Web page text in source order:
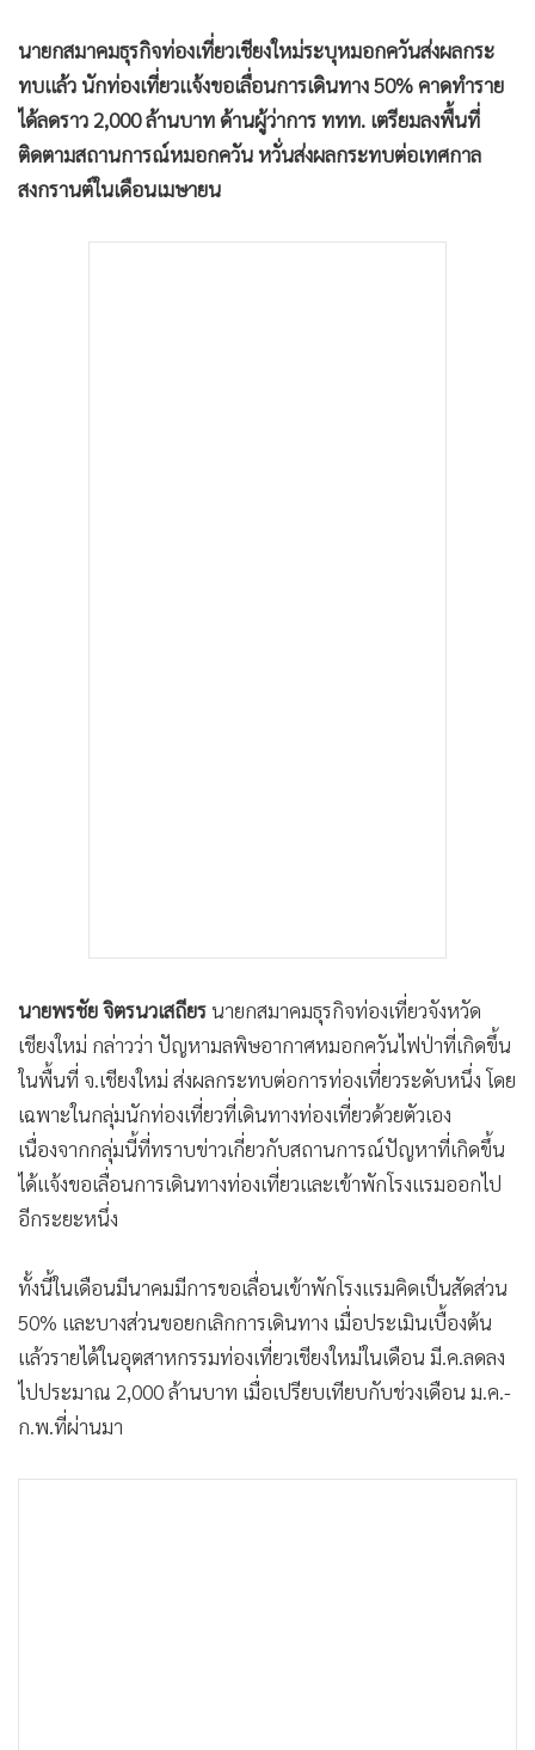
• ชุมชน-คุณภาพชีวิต
• อาชญากรรม
• Motoring
• เกม
• วิทยาศาสตร์
นายกสมาคมธุรกิจท่องเที่ยวเชียงใหม่ระบุหมอกควันส่งผลกระ
ทบแล้ว นักท่องเที่ยวแจ้งขอเลื่อนการเดินทาง 50% คาดทำราย
ได้ลดราว 2,000 ล้านบาท ด้านผู้ว่าการ ททท. เตรียมลงพื้นที่
ติดตามสถานการณ์หมอกควัน หวั่นส่งผลกระทบต่อเทศกาล
สงกรานต์ในเดือนเมษายน
นายพรชัย จิตรนวเสถียรนายกสมาคมธุรกิจท่องเที่ยวจังหวัด
เชียงใหม่ กล่าวว่า ปัญหามลพิษอากาศหมอกควันไฟป่าที่เกิดขึ้น
ในพื้นที่ จ.เชียงใหม่ ส่งผลกระทบต่อการท่องเที่ยวระดับหนึ่ง โดย
เฉพาะในกลุ่มนักท่องเที่ยวที่เดินทางท่องเที่ยวด้วยตัวเอง
เนื่องจากกลุ่มนี้ที่ทราบข่าวเกี่ยวกับสถานการณ์ปัญหาที่เกิดขึ้น
ได้แจ้งขอเลื่อนการเดินทางท่องเที่ยวและเข้าพักโรงแรมออกไป
อีกระยะหนึ่ง
ทั้งนี้ในเดือนมีนาคมมีการขอเลื่อนเข้าพักโรงแรมคิดเป็นสัดส่วน
50% และบางส่วนขอยกเลิกการเดินทาง เมื่อประเมินเบื้องต้น
แล้วรายได้ในอุตสาหกรรมท่องเที่ยวเชียงใหม่ในเดือน มี.ค.ลดลง
ไปประมาณ 2,000 ล้านบาท เมื่อเปรียบเทียบกับช่วงเดือน ม.ค.-
ก.พ.ที่ผ่านมา